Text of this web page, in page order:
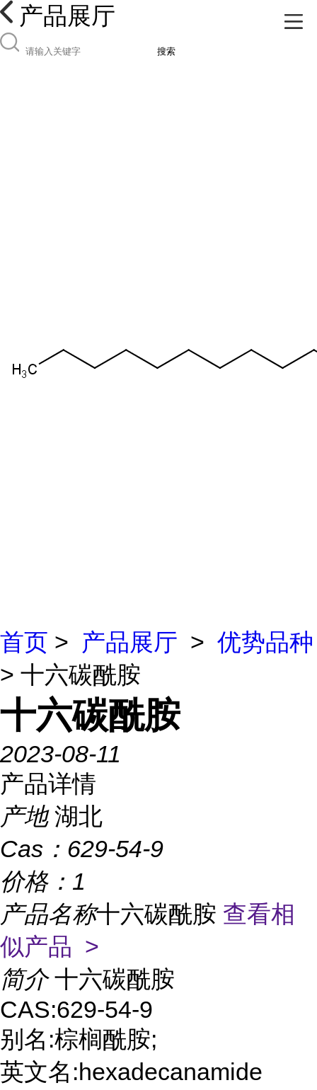
产品展厅
搜索
首页 > 产品展厅 > 优势品种
> 十六碳酰胺
十六碳酰胺
2023-08-11
产品详情
产地 湖北
Cas： 629-54-9
价格： 1
产品名称十六碳酰胺 查看相
似产品 >
简介 十六碳酰胺
CAS:629-54-9
别名:棕榈酰胺;
英文名:hexadecanamide